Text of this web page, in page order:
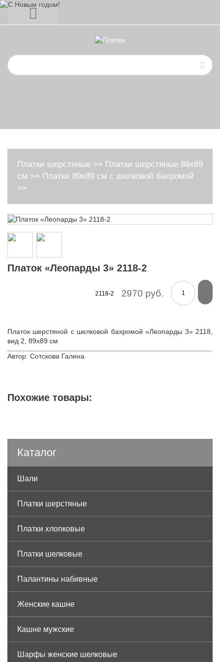
Платки шерстяные >> Платки шерстяные 89х89
см >> Платки 89х89 см с шелковой бахромой
>>
Платок «Леопарды 3» 2118-2
2118-2 2970 руб.
Платок шерстяной с шелковой бахромой «Леопарды 3» 2118,
вид 2, 89х89 см
Автор: Сотскова Галина
Похожие товары:
Каталог
Шали
Платки шерстяные
Платки хлопковые
Платки шелковые
Палантины набивные
Женские кашне
Кашне мужские
Шарфы женские шелковые